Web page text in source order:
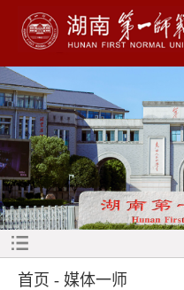
首页 - 媒体一师